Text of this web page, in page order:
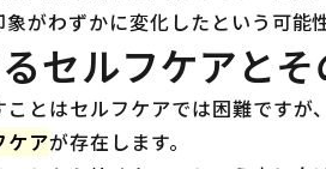
がわずかに変化したという可能
セルフケアと
とはセルフケアでは困難ですが、
ケアが存在します。